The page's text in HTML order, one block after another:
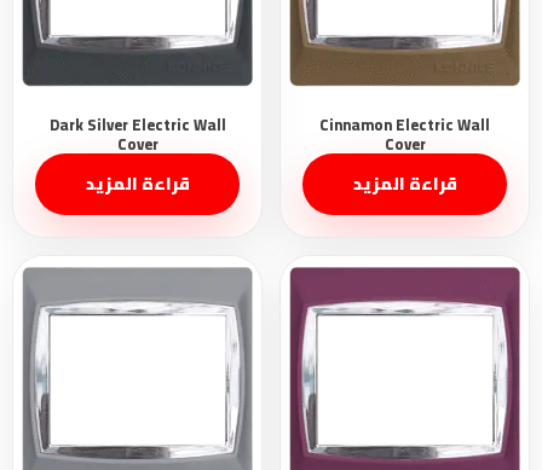
قراءة المزيد قراءة المزيد